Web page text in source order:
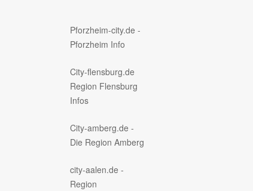
Pforzheim-city.de -
Pforzheim Info
City-flensburg.de
Region Flensburg
Infos
City-amberg.de -
Die Region Amberg
city-aalen.de -
Region